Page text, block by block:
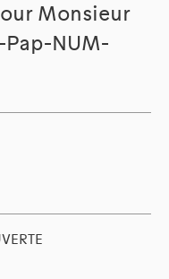
Monsieur
Pap-NUM-